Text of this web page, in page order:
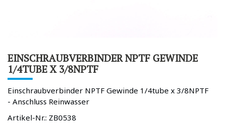
EINSCHRAUBVERBINDER NPTF GEWINDE
1/4TUBE X 3/8NPTF
Einschraubverbinder NPTF Gewinde 1/4tube x 3/8NPTF
- Anschluss Reinwasser
Artikel-Nr.: ZB0538